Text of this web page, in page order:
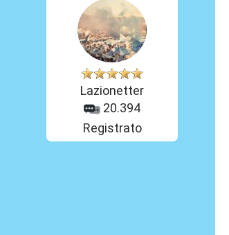
Lazionetter
20.394
Registrato